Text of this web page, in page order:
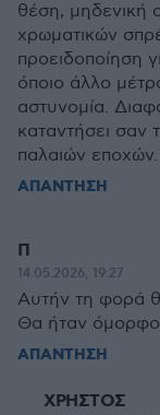
θέση, μηδενική
χρωματικών
προειδοποίηση
όποιο άλλο
αστυνομία.
καταντήσει σαν
παλαιών εποχών.
ΑΠΑΝΤΗΣΗ
Π
14.05.2026, 19:27
Αυτήν τη φορά
Θα ήταν
ΑΠΑΝΤΗΣΗ
ΧΡΗΣΤΟΣ